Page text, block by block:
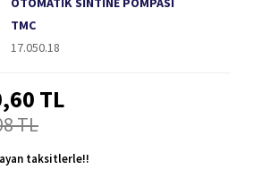
TMC
17.050.18
TL
TL
taksitlerle!!